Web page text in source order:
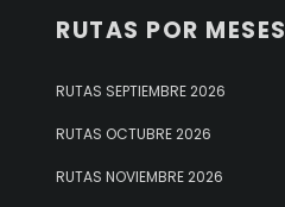
RUTAS POR MESES
RUTAS SEPTIEMBRE 2026
RUTAS OCTUBRE 2026
RUTAS NOVIEMBRE 2026